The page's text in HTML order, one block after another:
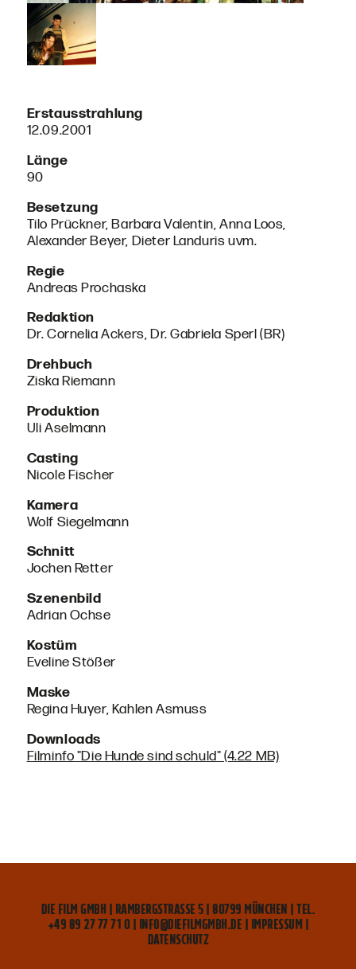
Erstausstrahlung
12.09.2001
Länge
90
Besetzung
Tilo Prückner, Barbara Valentin, Anna Loos,
Alexander Beyer, Dieter Landuris uvm.
Regie
Andreas Prochaska
Redaktion
Dr. Cornelia Ackers, Dr. Gabriela Sperl (BR)
Drehbuch
Ziska Riemann
Produktion
Uli Aselmann
Casting
Nicole Fischer
Kamera
Wolf Siegelmann
Schnitt
Jochen Retter
Szenenbild
Adrian Ochse
Kostüm
Eveline Stößer
Maske
Regina Huyer, Kahlen Asmuss
Downloads
Filminfo "Die Hunde sind schuld" (4.22 MB)
DIE FILM GMBH | RAMBERGSTRASSE 5 | 80799 MÜNCHEN | TEL. +
49 89 27 77 71 0 | INFO@DIEFILMGMBH.DE |
IMPRESSUM
DATENSCHUTZ